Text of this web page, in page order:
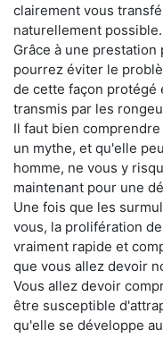
clairement vous
naturellement possible.
Grâce à une
pourrez éviter le
de cette façon protégé
transmis par les
Il faut bien
un mythe, et qu'elle
homme, ne vous y
maintenant pour une
Une fois que les
vous, la prolifération
vraiment rapide et
que vous allez devoir
Vous allez devoir
être susceptible
qu'elle se développe